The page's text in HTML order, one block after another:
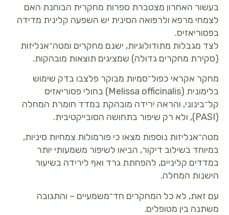
בעשור האחרון מצטברת ספרות מחקרית הבוחנת האם
לצמחי מרפא ולרפואה הסינית יש השפעה קלינית מדידה
בפסוריאזיס.
לצד מגבלות מתודולוגיות, ישנם מחקרים ומטה־אנליזות
(סקירת מחקרים גדולה) שמציגים תוצאות מובהקות.
מחקר אקראי כפול־סמיות מבוקר פלצבו בדק שימוש
בלימונית (Melissa officinalis) בחולי פסוריאזיס
קל־בינוני, והראה ירידה מובהקת במדד חומרת המחלה
(PASI), ולא רק שיפור בתחושה הסובייקטיבית.
מטה־אנליזות נוספות מצאו כי פורמולות צמחיות סיניות,
במיוחד בשילוב דיקור, הביאו לשיפור משמעותי יותר
במדדים קליניים, להפחתת גרד ואף לירידה בשיעור
הישנות המחלה.
עם זאת, לא כל המחקרים חד־משמעיים – והתגובה
משתנה בין מטופלים.